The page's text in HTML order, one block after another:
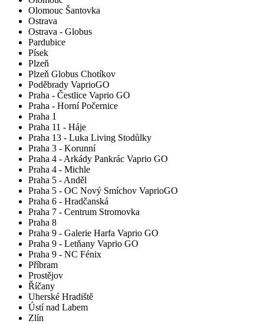
Olomouc Šantovka
Ostrava
Ostrava - Globus
Pardubice
Písek
Plzeň
Plzeň Globus Chotíkov
Poděbrady VaprioGO
Praha - Čestlice Vaprio GO
Praha - Horní Počernice
Praha 1
Praha 11 - Háje
Praha 13 - Luka Living Stodůlky
Praha 3 - Korunní
Praha 4 - Arkády Pankrác Vaprio GO
Praha 4 - Michle
Praha 5 - Anděl
Praha 5 - OC Nový Smíchov VaprioGO
Praha 6 - Hradčanská
Praha 7 - Centrum Stromovka
Praha 8
Praha 9 - Galerie Harfa Vaprio GO
Praha 9 - Letňany Vaprio GO
Praha 9 - NC Fénix
Příbram
Prostějov
Říčany
Uherské Hradiště
Ústí nad Labem
Zlín